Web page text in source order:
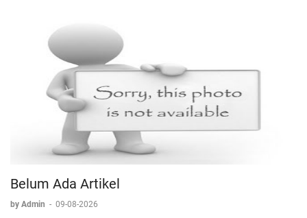
Belum Ada Artikel
by Admin - 09-08-2026